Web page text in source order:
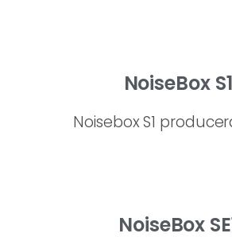
NoiseBox S1
Noisebox S1
NoiseBox